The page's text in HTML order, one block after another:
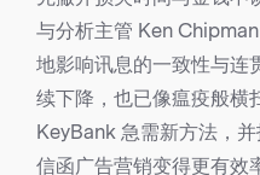
与分析主管 Ken
地影响讯息的一致性与连
续下降，也已像瘟疫般横
KeyBank 急需新方法，
信函广告营销变得更有效